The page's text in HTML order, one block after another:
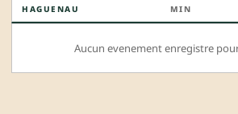
HAGUENAU MIN
Aucun evenement enregistre